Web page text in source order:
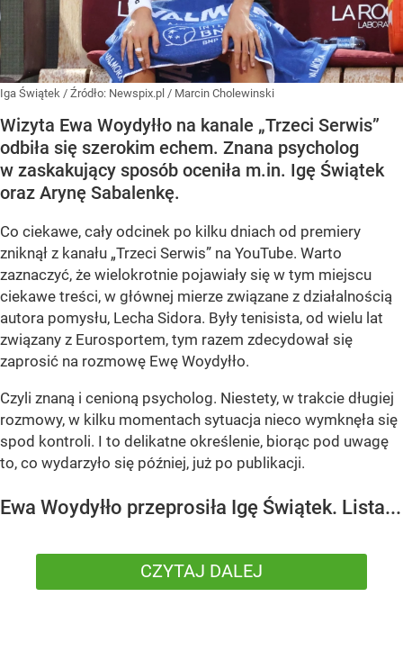
Iga Świątek / Źródło: Newspix.pl / Marcin Cholewinski
Wizyta Ewa Woydyłło na kanale „Trzeci Serwis”
odbiła się szerokim echem. Znana psycholog
w zaskakujący sposób oceniła m.in. Igę Świątek
oraz Arynę Sabalenkę.
Co ciekawe, cały odcinek po kilku dniach od premiery
zniknął z kanału „Trzeci Serwis” na YouTube. Warto
zaznaczyć, że wielokrotnie pojawiały się w tym miejscu
ciekawe treści, w głównej mierze związane z działalnością
autora pomysłu, Lecha Sidora. Były tenisista, od wielu lat
związany z Eurosportem, tym razem zdecydował się
zaprosić na rozmowę Ewę Woydyłło.
Czyli znaną i cenioną psycholog. Niestety, w trakcie długiej
rozmowy, w kilku momentach sytuacja nieco wymknęła się
spod kontroli. I to delikatne określenie, biorąc pod uwagę
to, co wydarzyło się później, już po publikacji.
Ewa Woydyłło przeprosiła Igę Świątek. Lista...
CZYTAJ DALEJ